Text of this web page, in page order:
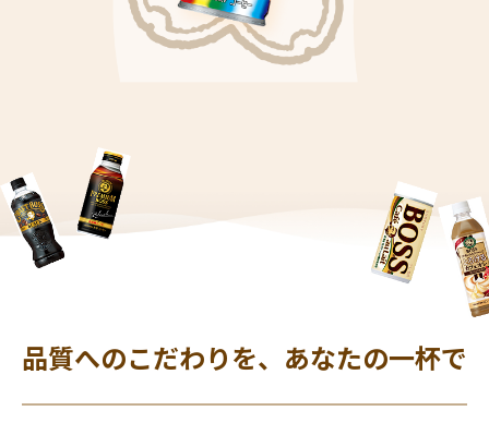
品質へのこだわりを、あなたの一杯で